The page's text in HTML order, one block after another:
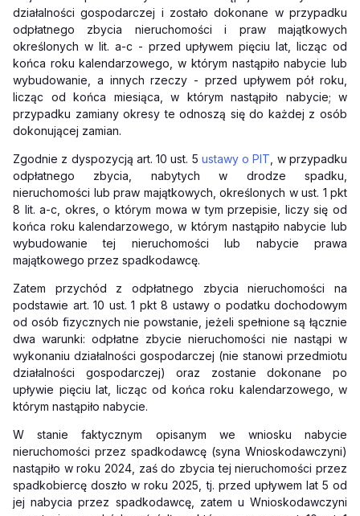
działalności gospodarczej i zostało dokonane w przypadku
odpłatnego zbycia nieruchomości i praw majątkowych
określonych w lit. a-c - przed upływem pięciu lat, licząc od
końca roku kalendarzowego, w którym nastąpiło nabycie lub
wybudowanie, a innych rzeczy - przed upływem pół roku,
licząc od końca miesiąca, w którym nastąpiło nabycie; w
przypadku zamiany okresy te odnoszą się do każdej z osób
dokonującej zamian.
Zgodnie z dyspozycją art. 10 ust. 5 ustawy o PIT , w przypadku
odpłatnego zbycia, nabytych w drodze spadku,
nieruchomości lub praw majątkowych, określonych w ust. 1 pkt
8 lit. a-c, okres, o którym mowa w tym przepisie, liczy się od
końca roku kalendarzowego, w którym nastąpiło nabycie lub
wybudowanie tej nieruchomości lub nabycie prawa
majątkowego przez spadkodawcę.
Zatem przychód z odpłatnego zbycia nieruchomości na
podstawie art. 10 ust. 1 pkt 8 ustawy o podatku dochodowym
od osób fizycznych nie powstanie, jeżeli spełnione są łącznie
dwa warunki: odpłatne zbycie nieruchomości nie nastąpi w
wykonaniu działalności gospodarczej (nie stanowi przedmiotu
działalności gospodarczej) oraz zostanie dokonane po
upływie pięciu lat, licząc od końca roku kalendarzowego, w
którym nastąpiło nabycie.
W stanie faktycznym opisanym we wniosku nabycie
nieruchomości przez spadkodawcę (syna Wnioskodawczyni)
nastąpiło w roku 2024, zaś do zbycia tej nieruchomości przez
spadkobiercę doszło w roku 2025, tj. przed upływem lat 5 od
jej nabycia przez spadkodawcę, zatem u Wnioskodawczyni